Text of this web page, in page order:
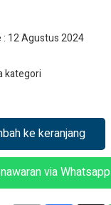
: 12 Agustus 2024
kategori
ke keranjang
via Whatsapp